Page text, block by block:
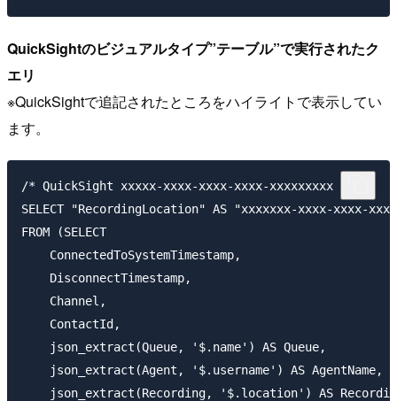
QuickSightのビジュアルタイプ”テーブル”で実行されたク
エリ
※QuickSightで追記されたところをハイライトで表示してい
ます。
/* QuickSight xxxxx-xxxx-xxxx-xxxx-xxxxxxxxx */
SELECT "RecordingLocation" AS "xxxxxxx-xxxx-xxxx-
FROM (SELECT
    ConnectedToSystemTimestamp,
    DisconnectTimestamp,
    Channel,
    ContactId,
    json_extract(Queue, '$.name') AS Queue,
    json_extract(Agent, '$.username') AS AgentName,
json_extract(Recording, '$.location') AS